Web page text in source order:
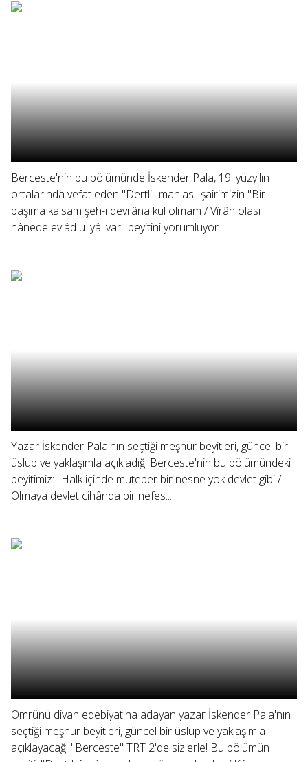
Berceste'nin bu bölümünde İskender Pala, 19. yüzyılın
ortalarında vefat eden "Dertli" mahlaslı şairimizin "Bir
başıma kalsam şeh-i devrâna kul olmam / Vîrân olası
hânede evlâd u ıyâl var" beyitini yorumluyor....
Yazar İskender Pala'nın seçtiği meşhur beyitleri, güncel bir
üslup ve yaklaşımla açıkladığı Berceste'nin bu bölümündeki
beyitimiz: "Halk içinde muteber bir nesne yok devlet gibi /
Olmaya devlet cihânda bir nefes...
Ömrünü divan edebiyatına adayan yazar İskender Pala'nın
seçtiği meşhur beyitleri, güncel bir üslup ve yaklaşımla
açıklayacağı "Berceste" TRT 2'de sizlerle! Bu bölümün